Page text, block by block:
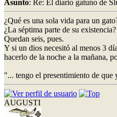
Asunto: Re: El diario gatuno de
¿Qué es una sola vida para un
¿La séptima parte de su existencia?
Quedan seis, pues.
Y si un dios necesitó al menos 3
hacerlo de la noche a la mañana,
"... tengo el presentimiento de que
AUGUSTI